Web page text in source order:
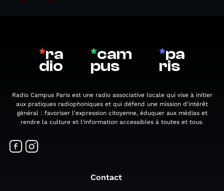
*ra
dio
*cam
pus
*pa
ris
Radio Campus Paris est une radio associative locale qui vise à initier
aux pratiques radiophoniques et qui défend une mission d'intérêt
général : favoriser l'expression citoyenne, éduquer aux médias et
rendre la culture et l'information accessibles à toutes et tous.
Contact